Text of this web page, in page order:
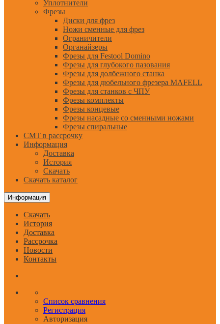
Уплотнители
Фрезы
Диски для фрез
Ножи сменные для фрез
Ограничители
Органайзеры
Фрезы для Festool Domino
Фрезы для глубокого пазования
Фрезы для долбежного станка
Фрезы для дюбельного фрезера MAFELL
Фрезы для станков с ЧПУ
Фрезы комплекты
Фрезы концевые
Фрезы насадные со сменными ножами
Фрезы спиральные
CMT в рассрочку
Информация
Доставка
История
Скачать
Скачать каталог
Информация
Скачать
История
Доставка
Рассрочка
Новости
Контакты
Список сравнения
Регистрация
Авторизация